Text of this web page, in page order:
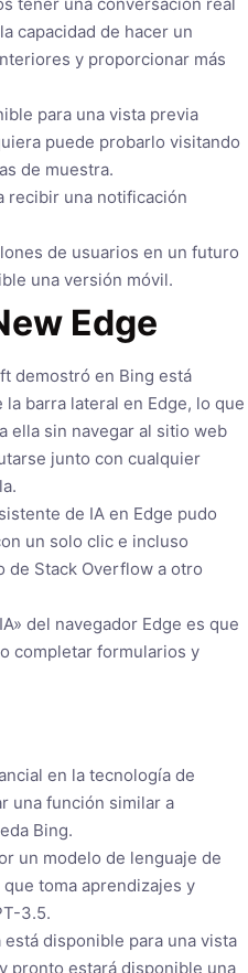
capacidad de hacer un
y proporcionar más
para una vista previa
puede probarlo visitando
de muestra.
recibir una notificación
de usuarios en un futuro
una versión móvil.
Edge
demostró en Bing está
barra lateral en Edge, lo que
ella sin navegar al sitio web
junto con cualquier
de IA en Edge pudo
un solo clic e incluso
de Stack Overflow a otro
del navegador Edge es que
completar formularios y
en la tecnología de
una función similar a
Bing.
un modelo de lenguaje de
toma aprendizajes y
3.5.
disponible para una vista
pronto estará disponible una